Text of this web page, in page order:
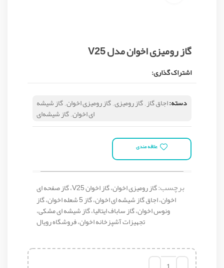
گاز رومیزی اخوان مدل V25
اشتراک گذاری:
دسته:اجاق گاز,گاز رومیزی,گاز رومیزی اخوان,گاز شیشه
ای اخوان,گاز شیشه‌ای
علاقه مندی
برچسب:
گاز رومیزی اخوان، گاز اخوان V25، گاز صفحه ای
اخوان، اجاق گاز شیشه ای اخوان، گاز 5 شعله اخوان، گاز
ونوس اخوان، گاز ساباف ایتالیا، گاز شیشه ای مشکی،
تجهیزات آشپزخانه اخوان، فروشگاه رویال